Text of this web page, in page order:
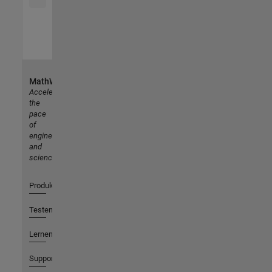
MathWorks
Accelerating
the
pace
of
engineering
and
science
Produkte
Testen oder Kaufen
Lernen
Support